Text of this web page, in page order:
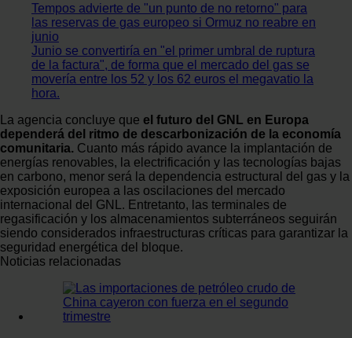
Tempos advierte de "un punto de no retorno" para
las reservas de gas europeo si Ormuz no reabre en
junio
Junio se convertiría en "el primer umbral de ruptura
de la factura", de forma que el mercado del gas se
movería entre los 52 y los 62 euros el megavatio la
hora.
La agencia concluye que el futuro del GNL en Europa
dependerá del ritmo de descarbonización de la economía
comunitaria. Cuanto más rápido avance la implantación de
energías renovables, la electrificación y las tecnologías bajas
en carbono, menor será la dependencia estructural del gas y la
exposición europea a las oscilaciones del mercado
internacional del GNL. Entretanto, las terminales de
regasificación y los almacenamientos subterráneos seguirán
siendo considerados infraestructuras críticas para garantizar la
seguridad energética del bloque.
Noticias relacionadas